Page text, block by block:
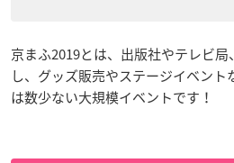
京まふ2019とは、出版社やテレビ
し、グッズ販売やステージイベン
は数少ない大規模イベントです！